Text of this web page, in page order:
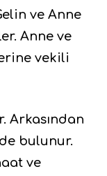
ve Anne
Anne ve
vekili
Arkasından
bulunur.
ve